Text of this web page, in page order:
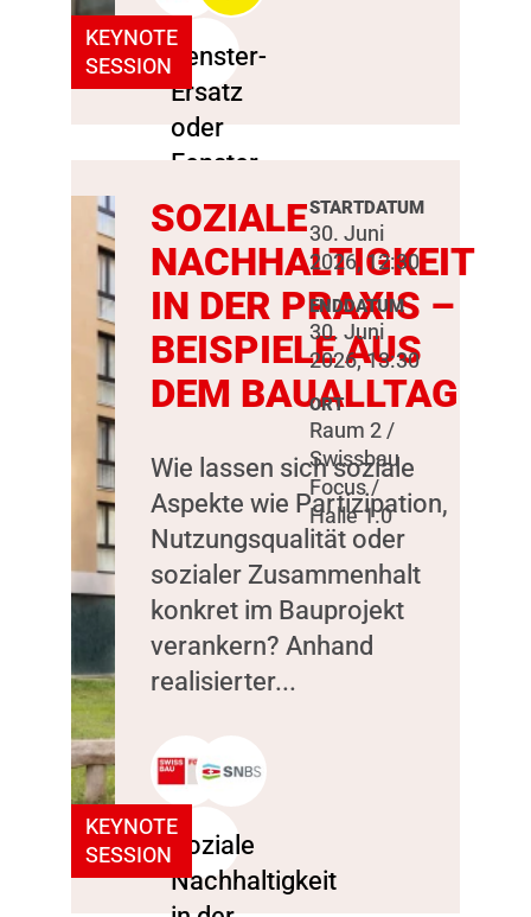
KEYNOTE
SESSION
KEYNOTE
SESSION
SOZIALE
NACHHALTIGKEIT
IN DER PRAXIS –
BEISPIELE AUS
DEM BAUALLTAG
Wie lassen sich soziale
Aspekte wie Partizipation,
Nutzungsqualität oder
sozialer Zusammenhalt
konkret im Bauprojekt
verankern? Anhand
realisierter...
STARTDATUM
30. Juni
2026, 12:30
ENDDATUM
30. Juni
2026, 13:30
ORT
Raum 2 /
Swissbau
Focus /
Halle 1.0